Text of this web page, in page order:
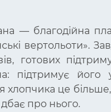
— благодійна
вертольоти».
готових
підтримує його
хлопчика це
про нього.